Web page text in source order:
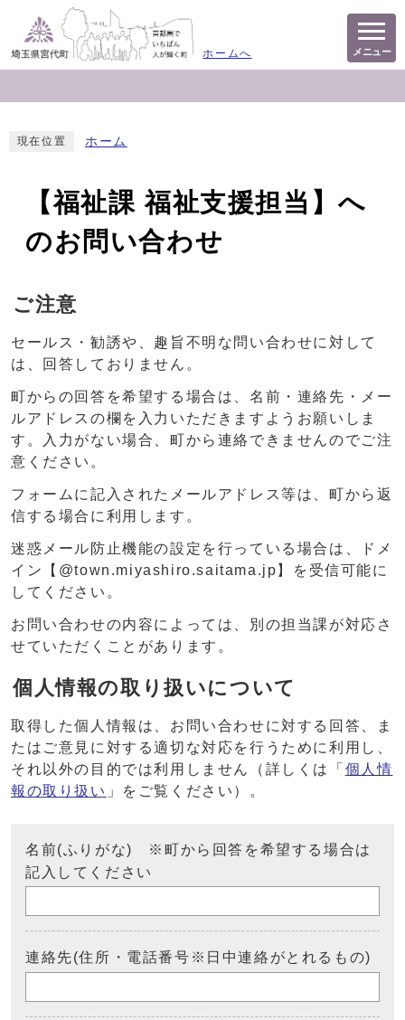
ホームへ メニュー
現在位置 ホーム
【福祉課 福祉支援担当】へ
のお問い合わせ
ご注意
セールス・勧誘や、趣旨不明な問い合わせに対して
は、回答しておりません。
町からの回答を希望する場合は、名前・連絡先・メー
ルアドレスの欄を入力いただきますようお願いしま
す。入力がない場合、町から連絡できませんのでご注
意ください。
フォームに記入されたメールアドレス等は、町から返
信する場合に利用します。
迷惑メール防止機能の設定を行っている場合は、ドメ
イン【@town.miyashiro.saitama.jp】を受信可能に
してください。
お問い合わせの内容によっては、別の担当課が対応さ
せていただくことがあります。
個人情報の取り扱いについて
取得した個人情報は、お問い合わせに対する回答、ま
たはご意見に対する適切な対応を行うために利用し、
それ以外の目的では利用しません（詳しくは「 個人情
報の取り扱い 」をご覧ください）。
名前(ふりがな) ※町から回答を希望する場合は
記入してください
連絡先(住所・電話番号※日中連絡がとれるもの)